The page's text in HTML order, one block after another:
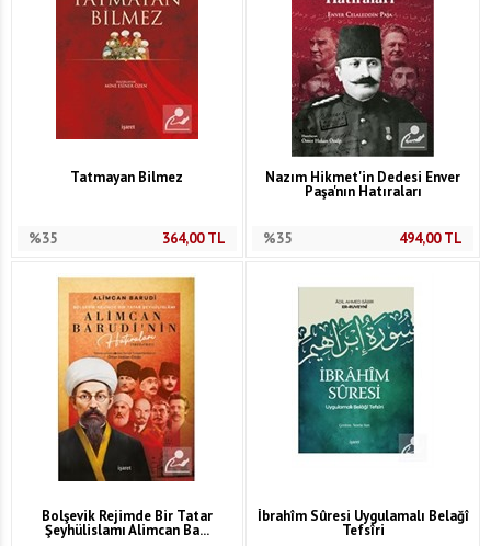
Tatmayan Bilmez
%35 364,00TL
Nazım Hikmet'in Dedesi Enver
Paşa'nın Hatıraları
%35 494,00TL
Bolşevik Rejimde Bir Tatar
Şeyhülislamı Alimcan Ba...
İbrahîm Sûresi Uygulamalı Belağî
Tefsîri